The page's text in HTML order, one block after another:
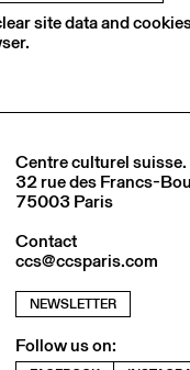
site data and
Centre culturel
32 rue des Francs-
75003 Paris
Contact
ccs@ccsparis.com
NEWSLETTER
Follow us on: